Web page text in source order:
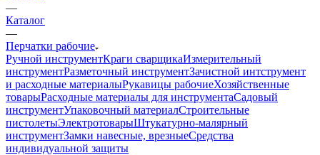
—
Каталог
—
Перчатки рабочие
Ручной инструментКраги сварщикаИзмерительный
инструментРазметочный инструментЗачистной интструмент
и расходные материалыРукавицы рабочиеХозяйственные
товарыРасходные материалы для инструментаСадовый
инструментУпаковочный материалСтроительные
пистолетыЭлектротоварыШтукатурно-малярный
инструментЗамки навесные, врезныеСредства
индивидуальной защиты